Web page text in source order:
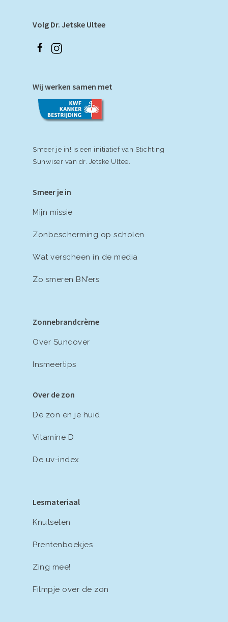
Volg Dr. Jetske Ultee
Wij werken samen met
Smeer je in! is een initiatief van Stichting
Sunwiser van dr. Jetske Ultee.
Smeer je in
Mijn missie
Zonbescherming op scholen
Wat verscheen in de media
Zo smeren BN’ers
Zonnebrandcrème
Over Suncover
Insmeertips
Over de zon
De zon en je huid
Vitamine D
De uv-index
Lesmateriaal
Knutselen
Prentenboekjes
Zing mee!
Filmpje over de zon